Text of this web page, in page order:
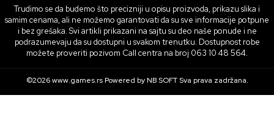
Trudimo se da budemo što precizniji u opisu proizvoda, prikazu slika i
samim cenama, ali ne možemo garantovati da su sve informacije potpune
i bez grešaka. Svi artikli prikazani na sajtu su deo naše ponude i ne
podrazumevaju da su dostupni u svakom trenutku. Dostupnost robe
možete proveriti pozivom Call centra na broj 063 10 48 564.
©2026www.games.rs Powered byNB SOFTSva prava zadržana.